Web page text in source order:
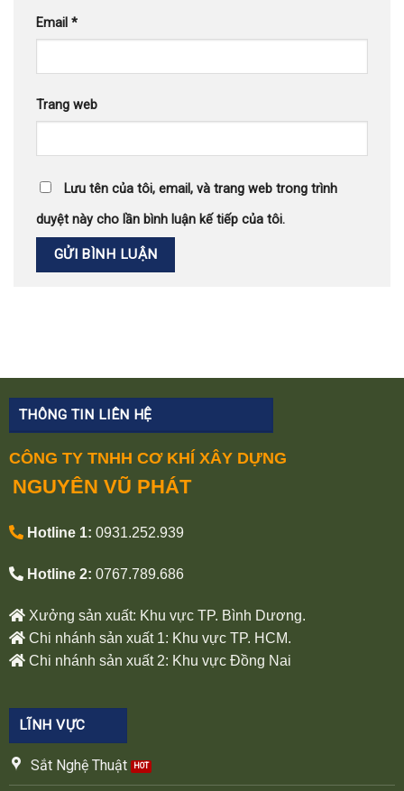
Email *
Trang web
Lưu tên của tôi, email, và trang web trong trình
duyệt này cho lần bình luận kế tiếp của tôi.
THÔNG TIN LIÊN HỆ
CÔNG TY TNHH CƠ KHÍ XÂY DỰNG
NGUYÊN VŨ PHÁT
Hotline 1: 0931.252.939
Hotline 2: 0767.789.686
Xưởng sản xuất: Khu vực TP. Bình Dương.
Chi nhánh sản xuất 1: Khu vực TP. HCM.
Chi nhánh sản xuất 2: Khu vực Đồng Nai
LĨNH VỰC
Sắt Nghệ Thuật